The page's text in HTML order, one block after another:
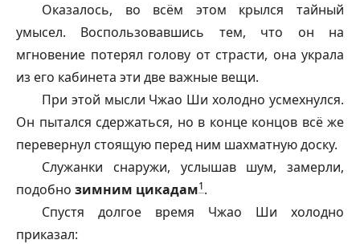
Оказалось, во всём этом крылся тайный
умысел. Воспользовавшись тем, что он на
мгновение потерял голову от страсти, она украла
из его кабинета эти две важные вещи.
При этой мысли Чжао Ши холодно усмехнулся.
Он пытался сдержаться, но в конце концов всё же
перевернул стоящую перед ним шахматную доску.
Служанки снаружи, услышав шум, замерли,
подобно зимним цикадам1.
Спустя долгое время Чжао Ши холодно
приказал: